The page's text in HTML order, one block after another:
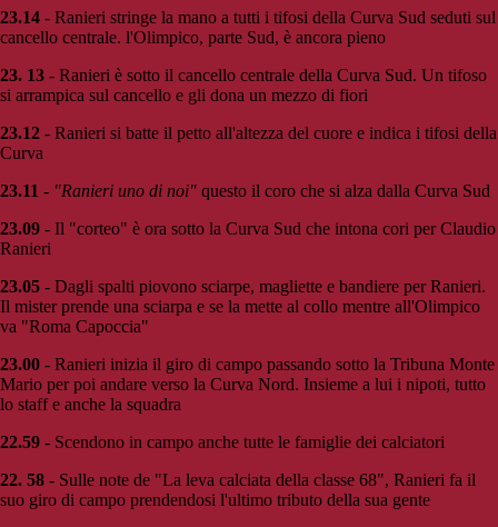
23.14 - Ranieri stringe la mano a tutti i tifosi della Curva Sud seduti sul
cancello centrale. l'Olimpico, parte Sud, è ancora pieno
23. 13 - Ranieri è sotto il cancello centrale della Curva Sud. Un tifoso
si arrampica sul cancello e gli dona un mezzo di fiori
23.12 - Ranieri si batte il petto all'altezza del cuore e indica i tifosi della
Curva
23.11 - "Ranieri uno di noi" questo il coro che si alza dalla Curva Sud
23.09 - Il "corteo" è ora sotto la Curva Sud che intona cori per Claudio
Ranieri
23.05 - Dagli spalti piovono sciarpe, magliette e bandiere per Ranieri.
Il mister prende una sciarpa e se la mette al collo mentre all'Olimpico
va "Roma Capoccia"
23.00 - Ranieri inizia il giro di campo passando sotto la Tribuna Monte
Mario per poi andare verso la Curva Nord. Insieme a lui i nipoti, tutto
lo staff e anche la squadra
22.59 - Scendono in campo anche tutte le famiglie dei calciatori
22. 58 - Sulle note de "La leva calciata della classe 68", Ranieri fa il
suo giro di campo prendendosi l'ultimo tributo della sua gente